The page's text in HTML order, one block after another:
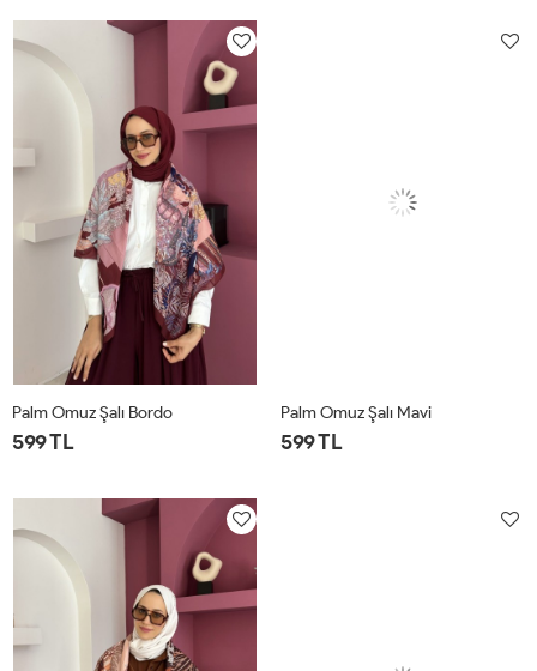
Palm Omuz Şalı Bordo
599 TL
Palm Omuz Şalı Mavi
599 TL